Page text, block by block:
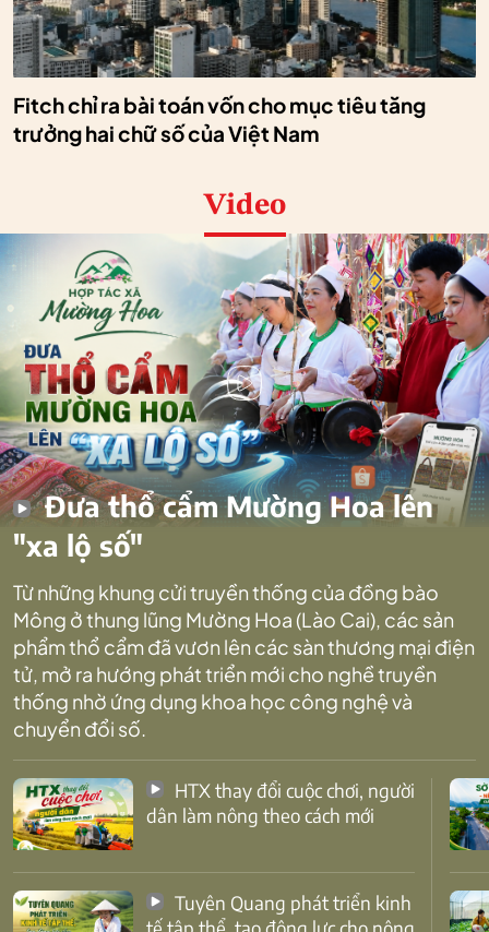
Fitch chỉ ra bài toán vốn cho mục tiêu tăng
trưởng hai chữ số của Việt Nam
Video
Đưa thổ cẩm Mường Hoa lên
"xa lộ số"
Từ những khung cửi truyền thống của đồng bào
Mông ở thung lũng Mường Hoa (Lào Cai), các sản
phẩm thổ cẩm đã vươn lên các sàn thương mại điện
tử, mở ra hướng phát triển mới cho nghề truyền
thống nhờ ứng dụng khoa học công nghệ và
chuyển đổi số.
dân làm nông theo cách mới